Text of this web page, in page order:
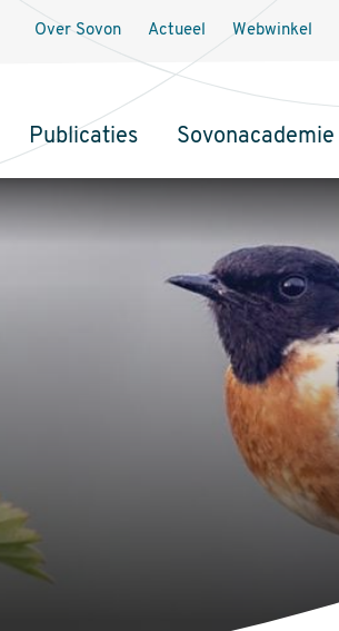
Publicaties Sovonacademie
Over Sovon Actueel Webwinkel